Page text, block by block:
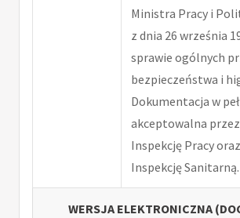
Ministra Pracy i
z dnia 26 września
sprawie ogólnych
bezpieczeństwa i
Dokumentacja w
akceptowalna
Inspekcję Pracy
Inspekcję Sanitarną.
WERSJA ELEKTRONICZNA